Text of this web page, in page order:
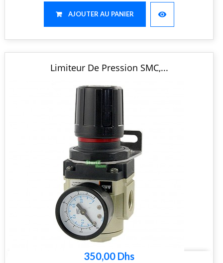
AJOUTER AU PANIER visibility
Limiteur De Pression SMC,...
350,00 Dhs